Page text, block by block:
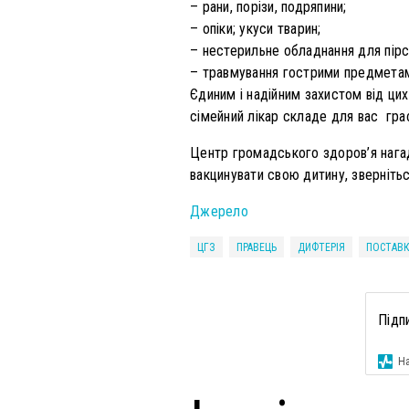
– рани, порізи, подряпини;
– опіки; укуси тварин;
– нестерильне обладнання для
– травмування гострими
Єдиним і надійним захистом від
сімейний лікар складе для вас
Центр громадського здоров’я
вакцинувати свою дитину,
Джерело
ЦГЗ ПРАВЕЦЬ ДИФТЕРІЯ